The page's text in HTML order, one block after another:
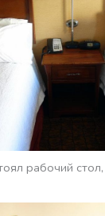
рабочий